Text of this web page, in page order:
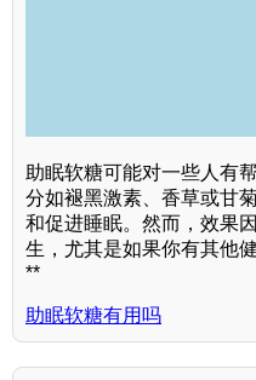
助眠软糖可能对一些人有
分如褪黑激素、香草或甘
和促进睡眠。然而，效果
生，尤其是如果你有其他
**
助眠软糖有用吗